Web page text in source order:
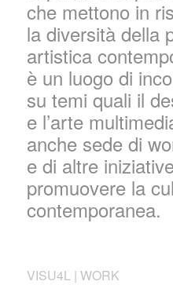
che mettono in
la diversità della
artistica
è un luogo di
su temi quali il
e l’arte
anche sede di
e di altre
promuovere la
contemporanea.
VISU4L | WORK